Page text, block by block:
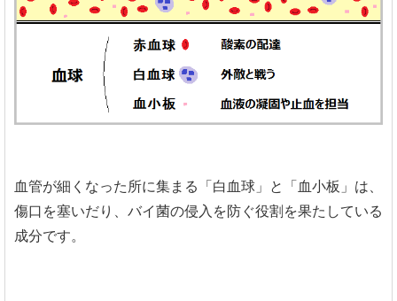
血管が細くなった所に集まる「白血球」と「血小板」は、
傷口を塞いだり、バイ菌の侵入を防ぐ役割を果たしている
成分です。